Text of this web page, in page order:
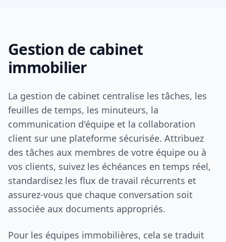
Gestion de cabinet
immobilier
La gestion de cabinet centralise les tâches, les
feuilles de temps, les minuteurs, la
communication d'équipe et la collaboration
client sur une plateforme sécurisée. Attribuez
des tâches aux membres de votre équipe ou à
vos clients, suivez les échéances en temps réel,
standardisez les flux de travail récurrents et
assurez-vous que chaque conversation soit
associée aux documents appropriés.
Pour les équipes immobilières, cela se traduit